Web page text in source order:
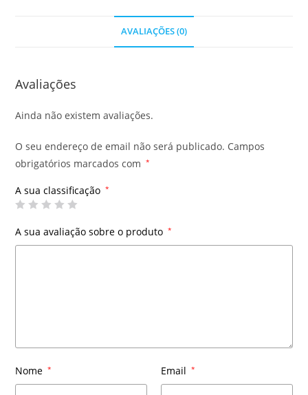
AVALIAÇÕES (0)
Avaliações
Ainda não existem avaliações.
O seu endereço de email não será publicado. Campos
obrigatórios marcados com
*
A sua classificação *
A sua avaliação sobre o produto *
Nome * Email *